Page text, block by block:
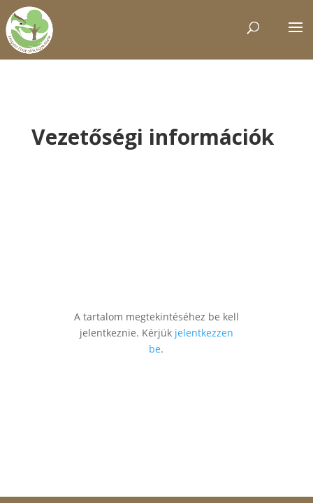
Vezetőségi információk
A tartalom megtekintéséhez be kell
jelentkeznie. Kérjük jelentkezzen
be.